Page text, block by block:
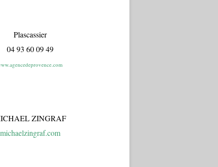
Plascassier
04 93 60 09 49
ZINGRAF
michaelzingraf.com